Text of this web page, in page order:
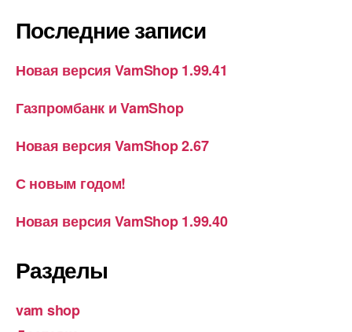
Последние записи
Новая версия VamShop 1.99.41
Газпромбанк и VamShop
Новая версия VamShop 2.67
С новым годом!
Новая версия VamShop 1.99.40
Разделы
vam shop